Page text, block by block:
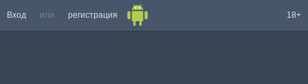
Вход или регистрация 18+